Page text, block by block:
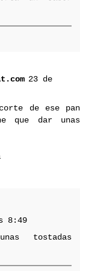
23 de
de ese pan
que dar unas
8:49
tostadas